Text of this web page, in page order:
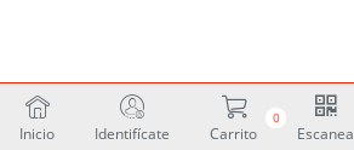
Inicio Identifícate
0
Carrito Escanea